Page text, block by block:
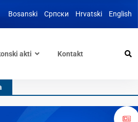
Bosanski Српски Hrvatski English
akti Kontakt